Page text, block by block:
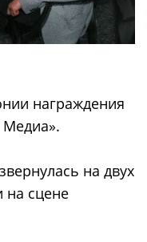
награждения
на двух
на сцене